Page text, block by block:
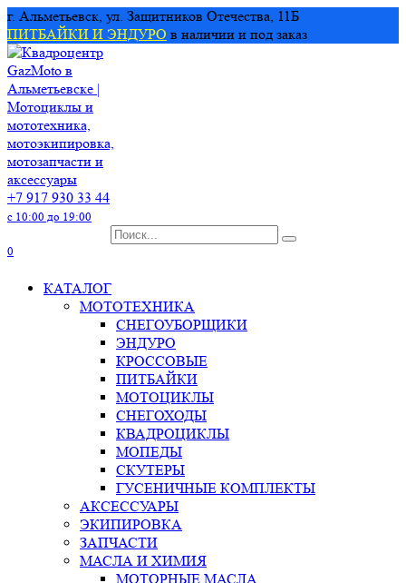
Перейти
к
содержанию
г. Альметьевск, ул. Защитников Отечества, 11Б
ПИТБАЙКИ И ЭНДУРО в наличии и под заказ
+7 917 930 33 44
с 10:00 до 19:00
Search
0
КАТАЛОГ
МОТОТЕХНИКА
СНЕГОУБОРЩИКИ
ЭНДУРО
КРОССОВЫЕ
ПИТБАЙКИ
МОТОЦИКЛЫ
СНЕГОХОДЫ
КВАДРОЦИКЛЫ
МОПЕДЫ
СКУТЕРЫ
ГУСЕНИЧНЫЕ КОМПЛЕКТЫ
АКСЕССУАРЫ
ЭКИПИРОВКА
ЗАПЧАСТИ
МАСЛА И ХИМИЯ
МОТОРНЫЕ МАСЛА